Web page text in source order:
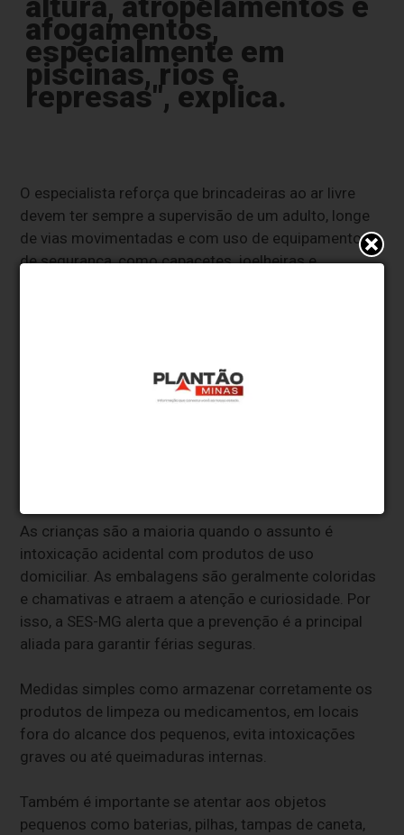
afogamentos,
especialmente em
piscinas, rios e
represas", explica.
O especialista reforça que brincadeiras ao ar livre
devem ter sempre a supervisão de um adulto, longe
de vias movimentadas e com uso de equipamentos
de segurança, como capacetes, joelheiras e
“A cabeça da criança é proporcionalmente maior que
a do adulto, o que aumenta a gravidade das quedas.
As crianças são a maioria quando o assunto é
intoxicação acidental com produtos de uso
domiciliar. As embalagens são geralmente coloridas
e chamativas e atraem a atenção e curiosidade. Por
isso, a SES-MG alerta que a prevenção é a principal
aliada para garantir férias seguras.
Medidas simples como armazenar corretamente os
produtos de limpeza ou medicamentos, em locais
fora do alcance dos pequenos, evita intoxicações
graves ou até queimaduras internas.
Também é importante se atentar aos objetos
pequenos como baterias, pilhas, tampas de caneta,